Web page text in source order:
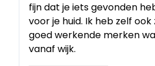
fijn dat je iets gevonden
voor je huid. Ik heb zelf ook
goed werkende merken
vanaf wijk.